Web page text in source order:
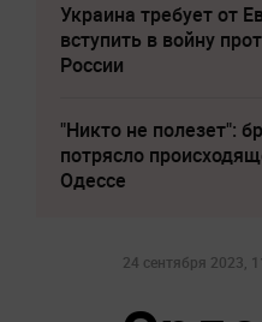
Украина требует от
вступить в войну
России
"Никто не полезет":
потрясло
Одессе
24 сентября 2023,